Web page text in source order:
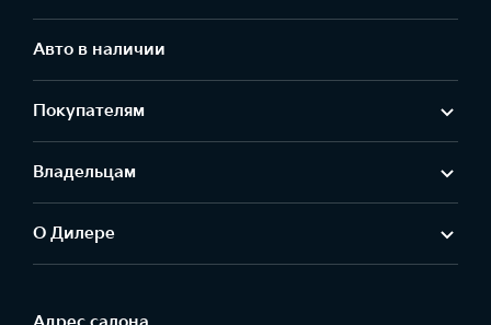
Авто в наличии
Покупателям
Владельцам
О Дилере